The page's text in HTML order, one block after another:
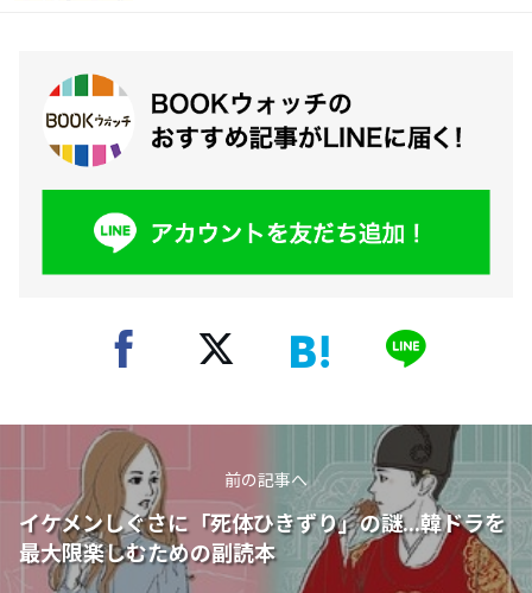
前の記事へ
イケメンしぐさに「死体ひきずり」の謎...韓ドラを
最大限楽しむための副読本